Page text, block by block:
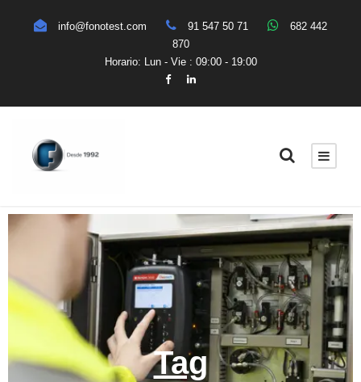
info@fonotest.com 91 547 50 71
682 442
870
Horario: Lun - Vie : 09:00 - 19:00
Tag